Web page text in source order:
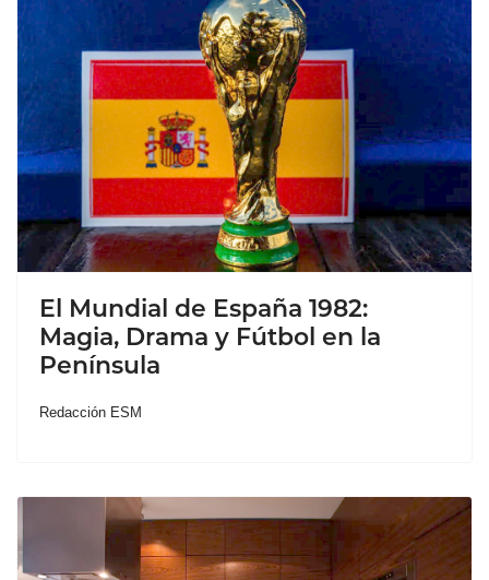
El Mundial de España 1982:
Magia, Drama y Fútbol en la
Península
Redacción ESM